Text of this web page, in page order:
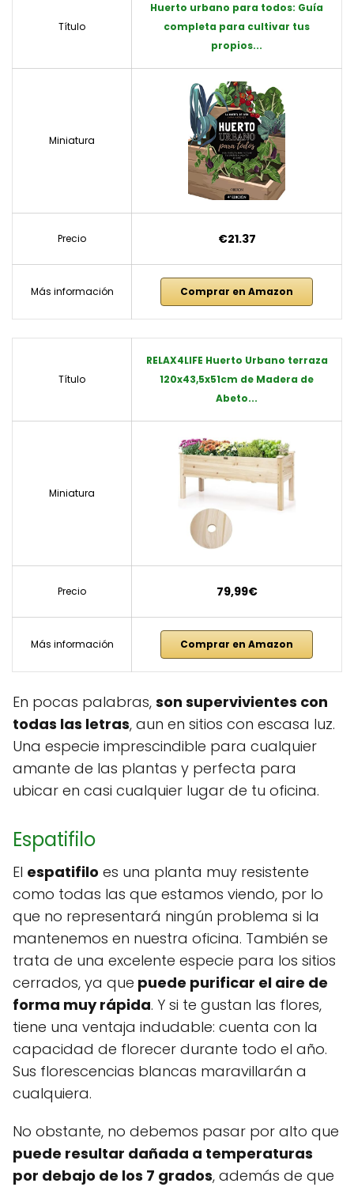
Título
Huerto urbano para todos: Guía
completa para cultivar tus
propios...
Miniatura
Precio €21.37
Más información Comprar en Amazon
Título
RELAX4LIFE Huerto Urbano terraza
120x43,5x51cm de Madera de
Abeto...
Miniatura
Precio 79,99€
Más información Comprar en Amazon
En pocas palabras, son supervivientes con
todas las letras, aun en sitios con escasa luz.
Una especie imprescindible para cualquier
amante de las plantas y perfecta para
ubicar en casi cualquier lugar de tu oficina.
Espatifilo
El espatifilo es una planta muy resistente
como todas las que estamos viendo, por lo
que no representará ningún problema si la
mantenemos en nuestra oficina. También se
trata de una excelente especie para los sitios
cerrados, ya que puede purificar el aire de
forma muy rápida. Y si te gustan las flores,
tiene una ventaja indudable: cuenta con la
capacidad de florecer durante todo el año.
Sus florescencias blancas maravillarán a
cualquiera.
No obstante, no debemos pasar por alto que
puede resultar dañada a temperaturas
por debajo de los 7 grados, además de que